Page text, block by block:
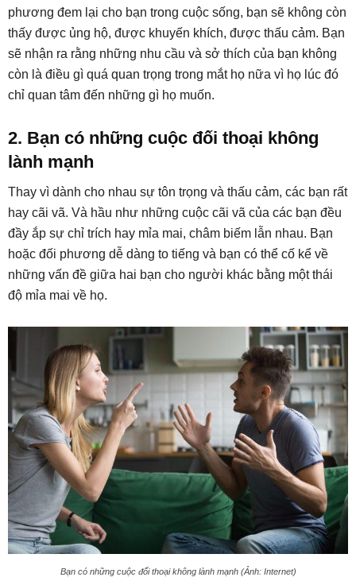
phương đem lại cho bạn trong cuộc sống, bạn sẽ không còn
thấy được ủng hộ, được khuyến khích, được thấu cảm. Bạn
sẽ nhận ra rằng những nhu cầu và sở thích của bạn không
còn là điều gì quá quan trọng trong mắt họ nữa vì họ lúc đó
chỉ quan tâm đến những gì họ muốn.
2. Bạn có những cuộc đối thoại không
lành mạnh
Thay vì dành cho nhau sự tôn trọng và thấu cảm, các bạn rất
hay cãi vã. Và hầu như những cuộc cãi vã của các bạn đều
đầy ắp sự chỉ trích hay mỉa mai, châm biếm lẫn nhau. Bạn
hoặc đối phương dễ dàng to tiếng và bạn có thể cố kể về
những vấn đề giữa hai bạn cho người khác bằng một thái
độ mỉa mai về họ.
Bạn có những cuộc đối thoại không lành mạnh (Ảnh: Internet)